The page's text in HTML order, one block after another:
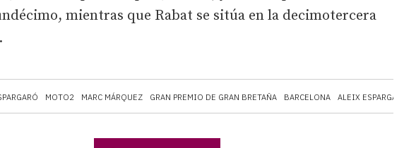
MOTO2 MARC MÁRQUEZ GRAN PREMIO DE GRAN BRETAÑA BARCELONA ALEIX ESPARGARÓ
mientras que Rabat se sitúa en la decimotercera